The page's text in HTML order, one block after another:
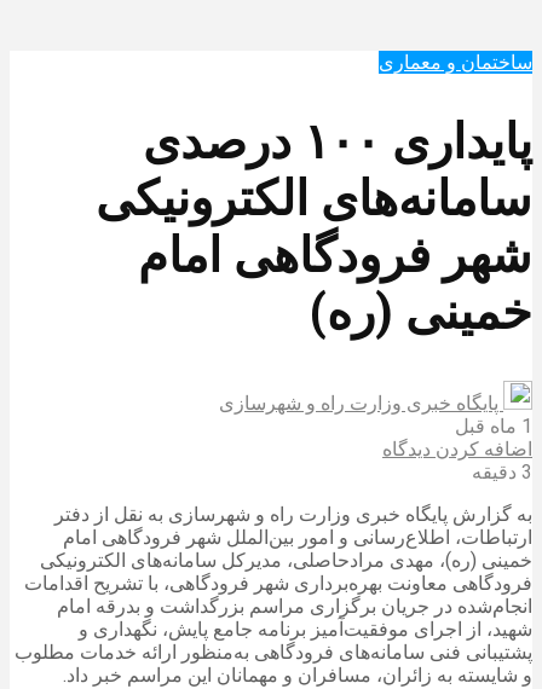
ساختمان و معماری
️پایداری ۱۰۰ درصدی
سامانه‌های الکترونیکی
شهر فرودگاهی امام
خمینی (ره)
پایگاه خبری وزارت راه و شهرسازی
1 ماه قبل
اضافه کردن دیدگاه
3 دقیقه
به گزارش پایگاه خبری وزارت راه و شهرسازی به نقل از دفتر
ارتباطات، اطلاع‌رسانی و امور بین‌الملل شهر فرودگاهی امام
خمینی (ره)، مهدی مرادحاصلی، مدیرکل سامانه‌های الکترونیکی
فرودگاهی معاونت بهره‌برداری شهر فرودگاهی، با تشریح اقدامات
انجام‌شده در جریان برگزاری مراسم بزرگداشت و بدرقه امام
شهید، از اجرای موفقیت‌آمیز برنامه جامع پایش، نگهداری و
پشتیبانی فنی سامانه‌های فرودگاهی به‌منظور ارائه خدمات مطلوب
و شایسته به زائران، مسافران و مهمانان این مراسم خبر داد.